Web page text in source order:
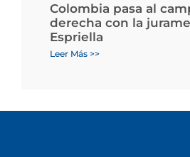
Colombia pasa al
derecha con la
Espriella
Leer Más >>